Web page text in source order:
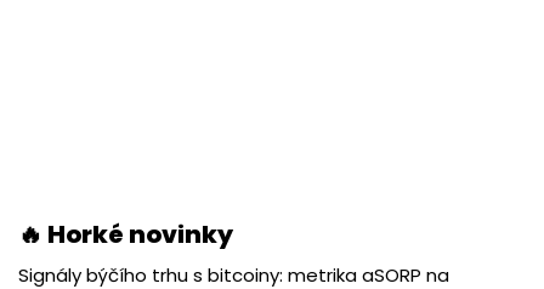
🔥 Horké novinky
Signály býčího trhu s bitcoiny: metrika aSORP na